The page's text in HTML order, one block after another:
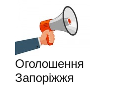
Оголошення
Запоріжжя